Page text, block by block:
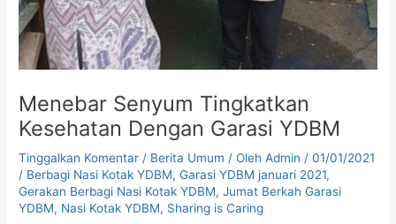
Menebar Senyum Tingkatkan
Kesehatan Dengan Garasi YDBM
Tinggalkan Komentar / Berita Umum / OlehAdmin /01/01/2021
/ Berbagi Nasi Kotak YDBM,Garasi YDBM januari 2021,
Gerakan Berbagi Nasi Kotak YDBM,Jumat Berkah Garasi
YDBM, Nasi Kotak YDBM, Sharing is Caring